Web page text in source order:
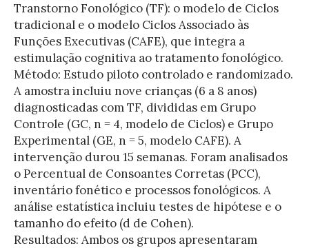
Transtorno Fonológico (TF): o modelo de Ciclos
tradicional e o modelo Ciclos Associado às
Funções Executivas (CAFE), que integra a
estimulação cognitiva ao tratamento fonológico.
Método: Estudo piloto controlado e randomizado.
A amostra incluiu nove crianças (6 a 8 anos)
diagnosticadas com TF, divididas em Grupo
Controle (GC, n = 4, modelo de Ciclos) e Grupo
Experimental (GE, n = 5, modelo CAFE). A
intervenção durou 15 semanas. Foram analisados
o Percentual de Consoantes Corretas (PCC),
inventário fonético e processos fonológicos. A
análise estatística incluiu testes de hipótese e o
tamanho do efeito (d de Cohen).
Resultados: Ambos os grupos apresentaram